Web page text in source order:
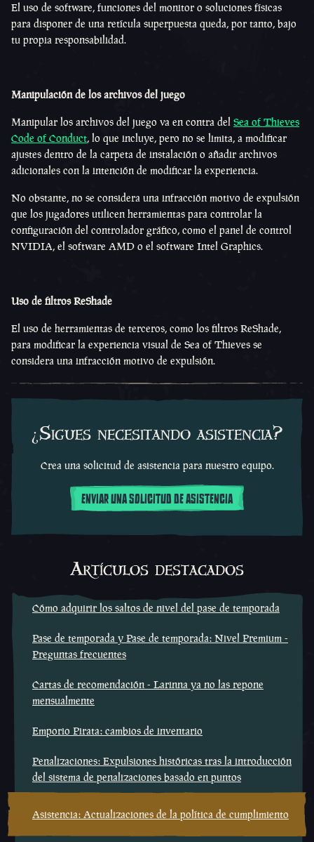
El uso de software, funciones del monitor o soluciones físicas
para disponer de una retícula superpuesta queda, por tanto, bajo
tu propia responsabilidad.
Manipulación de los archivos del juego
Manipular los archivos del juego va en contra del Sea of Thieves
Code of Conduct, lo que incluye, pero no se limita, a modificar
ajustes dentro de la carpeta de instalación o añadir archivos
adicionales con la intención de modificar la experiencia.
No obstante, no se considera una infracción motivo de expulsión
que los jugadores utilicen herramientas para controlar la
configuración del controlador gráfico, como el panel de control
NVIDIA, el software AMD o el software Intel Graphics.
Uso de filtros ReShade
El uso de herramientas de terceros, como los filtros ReShade,
para modificar la experiencia visual de Sea of Thieves se
considera una infracción motivo de expulsión.
¿Sigues necesitando asistencia?
Crea una solicitud de asistencia para nuestro equipo.
ENVIAR UNA SOLICITUD DE ASISTENCIA
Artículos destacados
Cómo adquirir los saltos de nivel del pase de temporada
Pase de temporada y Pase de temporada: Nivel Premium -
Preguntas frecuentes
Cartas de recomendación - Larinna ya no las repone
mensualmente
Emporio Pirata: cambios de inventario
Penalizaciones: Expulsiones históricas tras la introducción
del sistema de penalizaciones basado en puntos
Asistencia: Actualizaciones de la política de cumplimiento